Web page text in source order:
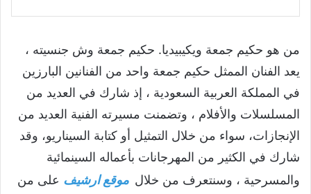
من هو حكيم جمعة ويكيبيديا. حكيم جمعة وش جنسيته ،
يعد الفنان الممثل حكيم جمعة واحد من الفنانين البارزين
في المملكة العربية السعودية ، إذ شارك في العديد من
المسلسلات والأفلام ، وتضمنت مسيرته الفنية العديد من
الإنجازات، سواء من خلال التمثيل أو كتابة السيناريو، وقد
شارك في الكثير من المهرجانات بأعماله السينمائية
والمسرحية ، وسنتعرف من خلال موقع ارشيف على من